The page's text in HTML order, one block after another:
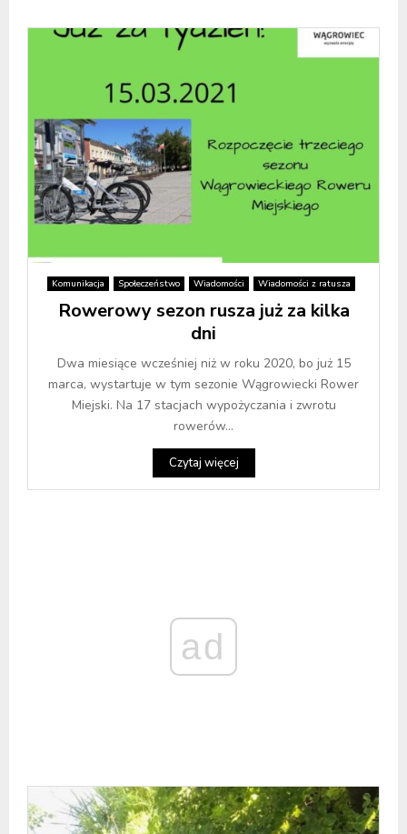
Komunikacja Społeczeństwo Wiadomości Wiadomości z ratusza
Rowerowy sezon rusza już za kilka
dni
Dwa miesiące wcześniej niż w roku 2020, bo już 15
marca, wystartuje w tym sezonie Wągrowiecki Rower
Miejski. Na 17 stacjach wypożyczania i zwrotu
rowerów...
Czytaj więcej
ad